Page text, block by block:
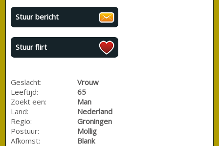
Stuur bericht
Stuur flirt
Geslacht:
Vrouw
Leeftijd:
65
Zoekt een:
Man
Land:
Nederland
Regio:
Groningen
Postuur:
Mollig
Afkomst:
Blank